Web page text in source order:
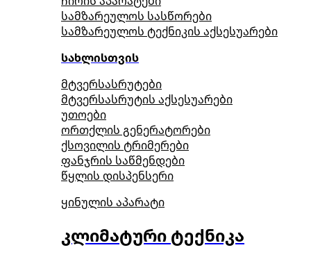
სამზარეულოს სასწორები
სამზარეულოს ტექნიკის აქსესუარები
სახლისთვის
მტვერსასრუტები
მტვერსასრუტის აქსესუარები
უთოები
ორთქლის გენერატორები
ქსოვილის ტრიმერები
ფანჯრის საწმენდები
წყლის დისპენსერი
ყინულის აპარატი
კლიმატური ტექნიკა